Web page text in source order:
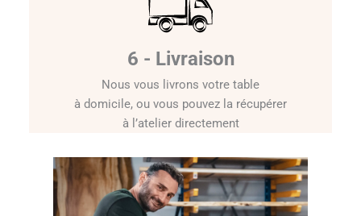
6 - Livraison
Nous vous livrons votre table
à domicile, ou vous pouvez la récupérer
à l’atelier directement